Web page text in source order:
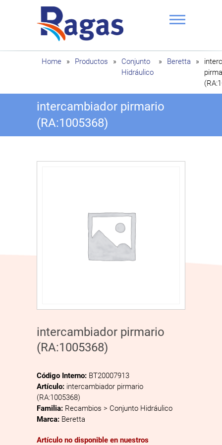
Ragas
Home » Productos »
Conjunto
Hidráulico
» Beretta »
intercambiador pirmario
(RA:1005368)
intercambiador pirmario
(RA:1005368)
Código Interno: BT20007913
Artículo: intercambiador pirmario
(RA:1005368)
Familia: Recambios > Conjunto Hidráulico
Marca: Beretta
Artículo no disponible en nuestros